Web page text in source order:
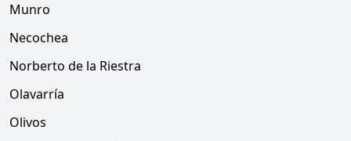
Munro
Necochea
Norberto de la Riestra
Olavarría
Olivos